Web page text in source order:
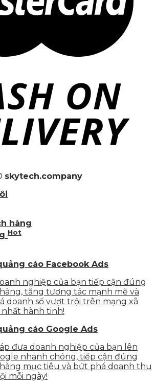
skytech.company
hàng
Hot
cáo Facebook Ads
nghiệp của bạn tiếp cận đúng
tăng tương tác mạnh mẽ và
doanh số vượt trội trên mạng xã
nhất hành tinh!
cáo Google Ads
đưa doanh nghiệp của bạn lên
nhanh chóng, tiếp cận đúng
mục tiêu và bứt phá doanh thu
mỗi ngày!